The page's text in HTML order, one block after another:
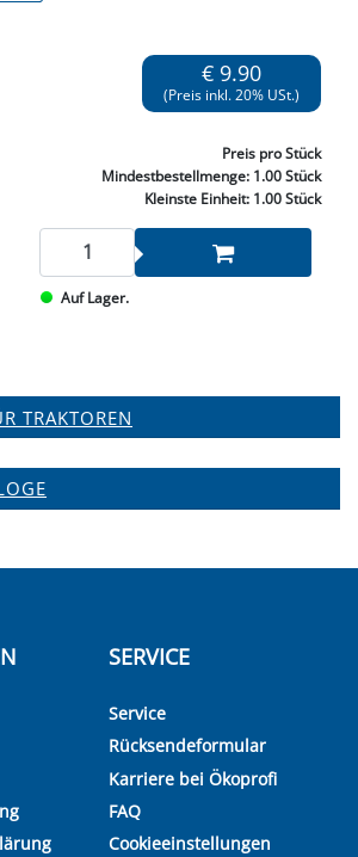
TRAKTOREN
€ 9.90
(Preis inkl. 20% USt.)
Preis pro Stück
Mindestbestellmenge: 1.00 Stück
Kleinste Einheit: 1.00 Stück
Auf Lager.
SERVICE
Service
Rücksendeformular
Karriere bei Ökoprofi
FAQ
Cookieeinstellungen